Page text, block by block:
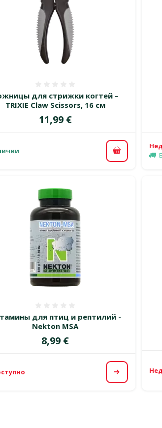
для стрижки когтей –
TRIXIE Claw Scissors, 16 см
Цена
11,99 €
В корзину
для птиц и рептилий -
Nekton MSA
Цена
8,99 €